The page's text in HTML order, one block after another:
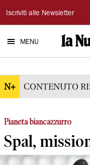
La
Nuova
Ferrara
Iscriviti alle Newsletter
MENU
N+ CONTENUTO
Pianeta biancazzurro
Spal,